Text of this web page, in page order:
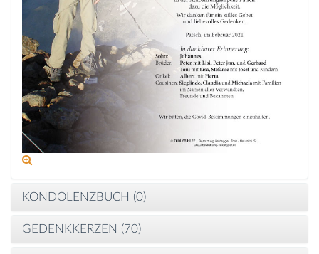
KONDOLENZBUCH (0)
GEDENKKERZEN (70)